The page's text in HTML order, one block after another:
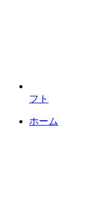
フト
ホーム